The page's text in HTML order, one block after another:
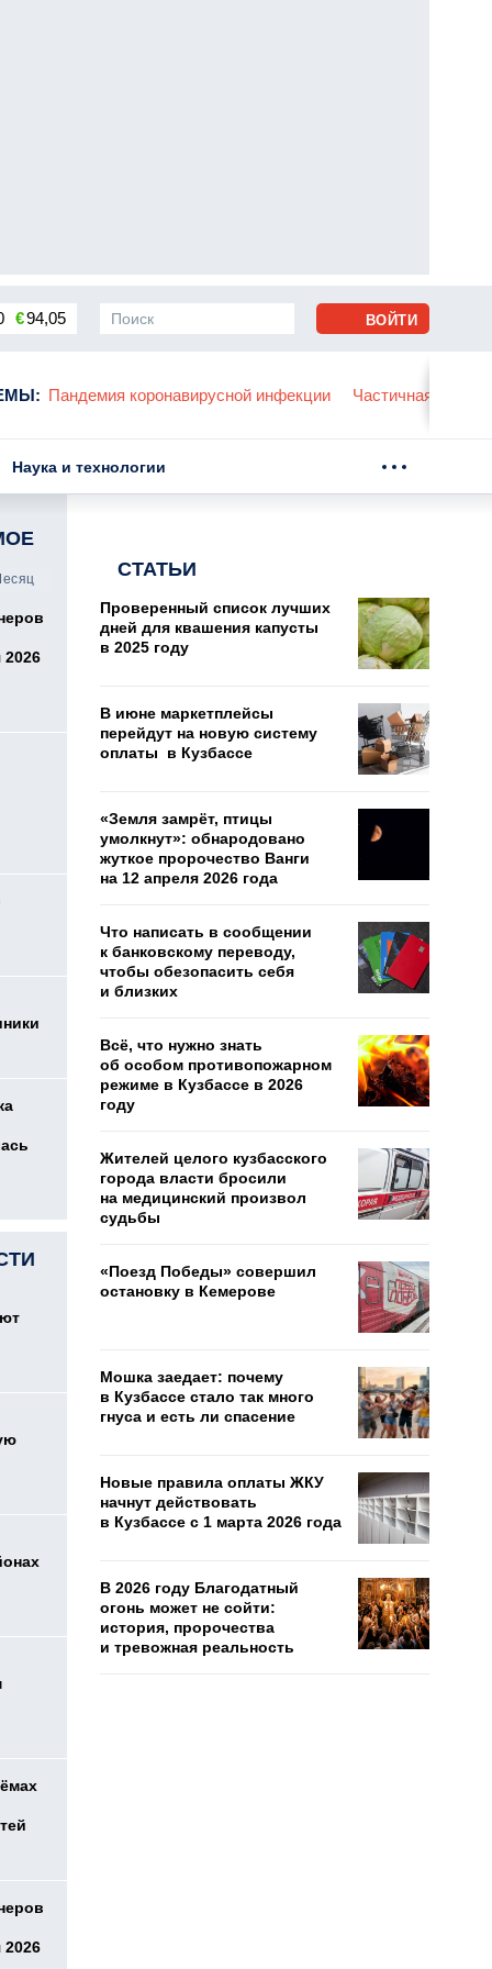
€94,05
: Пандемия коронавирусной инфекции Частичная
ВОЙТИ
Наука и технологии
2026
2026
СТАТЬИ
Проверенный список лучших
дней для квашения капусты
в 2025 году
В июне маркетплейсы
перейдут на новую систему
оплаты в Кузбассе
«Земля замрёт, птицы
умолкнут»: обнародовано
жуткое пророчество Ванги
на 12 апреля 2026 года
Что написать в сообщении
к банковскому переводу,
чтобы обезопасить себя
и близких
Всё, что нужно знать
об особом противопожарном
режиме в Кузбассе в 2026
году
Жителей целого кузбасского
города власти бросили
на медицинский произвол
судьбы
«Поезд Победы» совершил
остановку в Кемерове
Мошка заедает: почему
в Кузбассе стало так много
гнуса и есть ли спасение
Новые правила оплаты ЖКУ
начнут действовать
в Кузбассе с 1 марта 2026 года
В 2026 году Благодатный
огонь может не сойти:
история, пророчества
и тревожная реальность